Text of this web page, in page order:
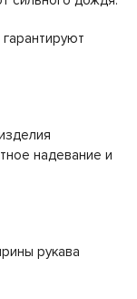
надевание и
рукава